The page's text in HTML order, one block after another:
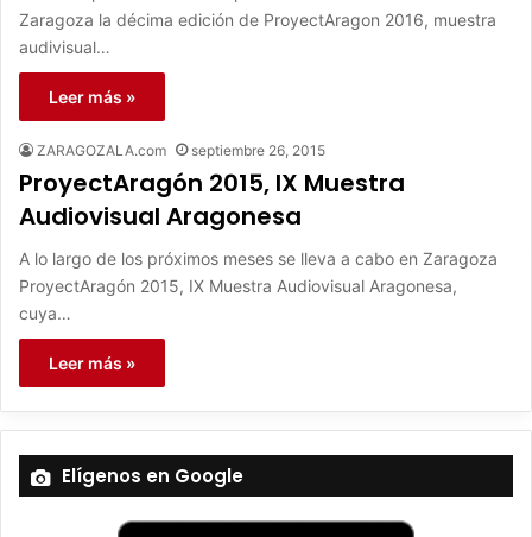
Zaragoza la décima edición de ProyectAragon 2016, muestra
audivisual…
Leer más »
ZARAGOZALA.com septiembre 26, 2015
ProyectAragón 2015, IX Muestra
Audiovisual Aragonesa
A lo largo de los próximos meses se lleva a cabo en Zaragoza
ProyectAragón 2015, IX Muestra Audiovisual Aragonesa,
cuya…
Leer más »
Elígenos en Google